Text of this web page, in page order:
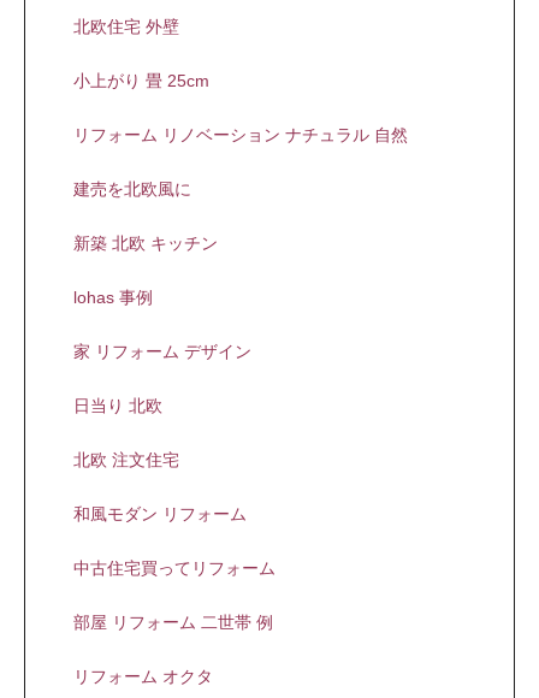
北欧住宅 外壁
小上がり 畳 25cm
リフォーム リノベーション ナチュラル 自然
建売を北欧風に
新築 北欧 キッチン
lohas 事例
家 リフォーム デザイン
日当り 北欧
北欧 注文住宅
和風モダン リフォーム
中古住宅買ってリフォーム
部屋 リフォーム 二世帯 例
リフォーム オクタ